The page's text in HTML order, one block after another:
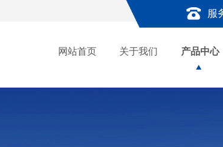
服
网站首页 关于我们 产品中心